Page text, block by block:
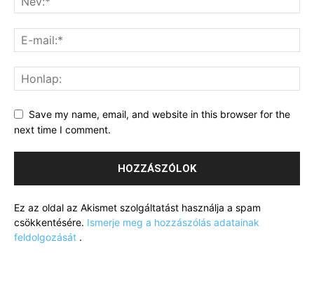
Save my name, email, and website in this browser for the
next time I comment.
Ez az oldal az Akismet szolgáltatást használja a spam
csökkentésére. Ismerje meg a hozzászólás adatainak
feldolgozását .